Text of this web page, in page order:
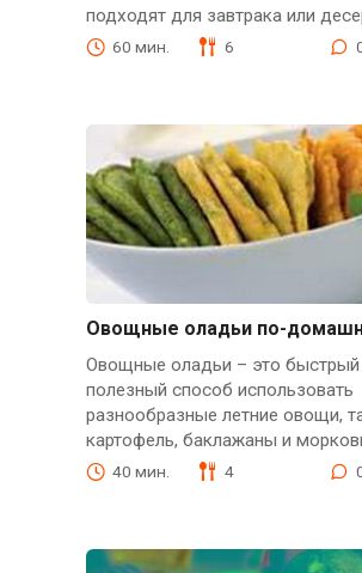
подходят для завтрака или
60 мин. 6
Овощные оладьи по-
Овощные оладьи – это быстрый
полезный способ использовать
разнообразные летние овощи,
картофель, баклажаны и
40 мин. 4